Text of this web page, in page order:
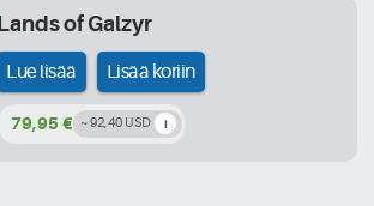
Lands of Galzyr
Lue lisää Lisää koriin
79,95 € ~ 92,40 USD